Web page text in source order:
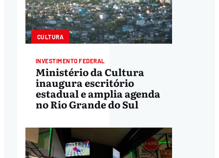
CULTURA
INVESTIMENTO FEDERAL
Ministério da Cultura
inaugura escritório
estadual e amplia agenda
no Rio Grande do Sul